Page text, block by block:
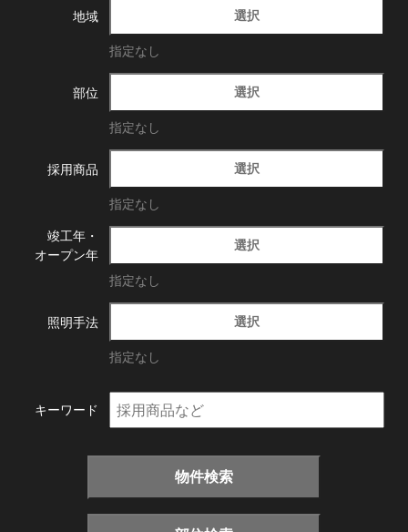
地域 選択
指定なし
部位 選択
指定なし
採用商品 選択
指定なし
竣工年・
オープン年
選択
指定なし
照明手法 選択
指定なし
キーワード
物件検索